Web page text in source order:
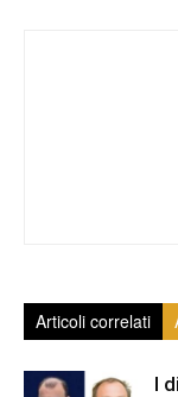
Articoli correlati
I